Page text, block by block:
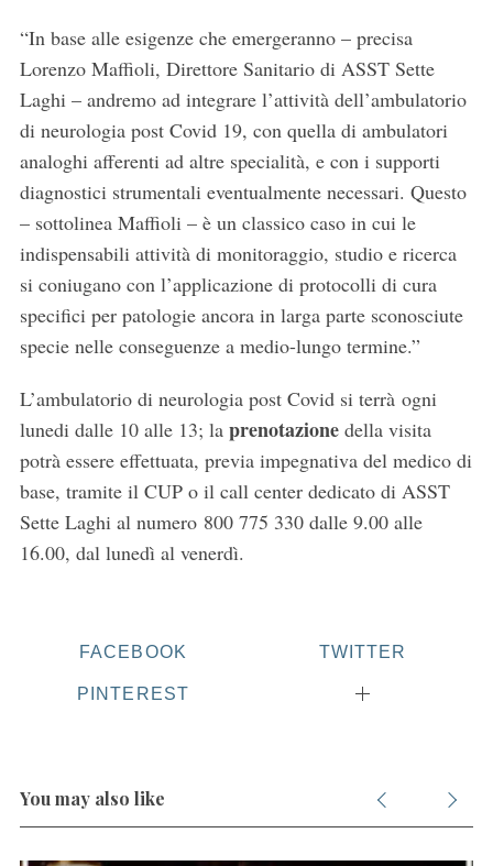
“In base alle esigenze che emergeranno – precisa
Lorenzo Maffioli, Direttore Sanitario di ASST Sette
Laghi – andremo ad integrare l’attività dell’ambulatorio
di neurologia post Covid 19, con quella di ambulatori
analoghi afferenti ad altre specialità, e con i supporti
diagnostici strumentali eventualmente necessari. Questo
– sottolinea Maffioli – è un classico caso in cui le
indispensabili attività di monitoraggio, studio e ricerca
si coniugano con l’applicazione di protocolli di cura
specifici per patologie ancora in larga parte sconosciute
specie nelle conseguenze a medio-lungo termine.”
L’ambulatorio di neurologia post Covid si terrà ogni
lunedi dalle 10 alle 13; laprenotazionedella visita
potrà essere effettuata, previa impegnativa del medico di
base, tramite il CUP o il call center dedicato di ASST
Sette Laghi al numero 800 775 330 dalle 9.00 alle
16.00, dal lunedì al venerdì.
FACEBOOK TWITTER
PINTEREST
You may also like